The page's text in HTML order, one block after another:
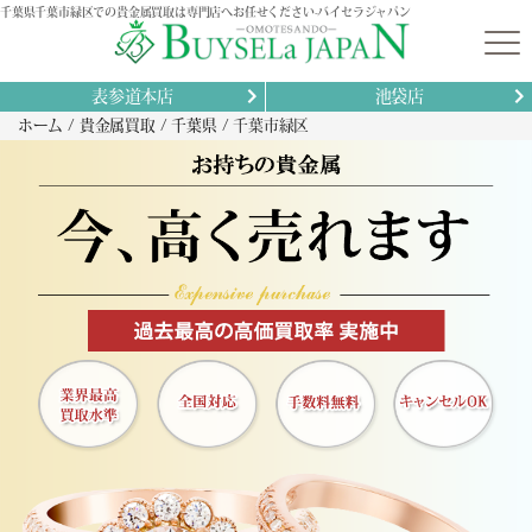
千葉県千葉市緑区での貴金属買取は専門店へお任せください-バイセラジャパン
表参道本店 池袋店
ホーム 貴金属買取 千葉県 千葉市緑区